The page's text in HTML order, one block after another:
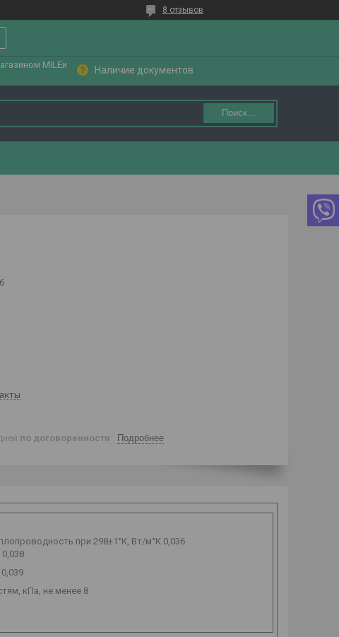
8 отзывов
MILEи
Наличие документов
Поиск...
по договоренности Подробнее
при 298±1°К, Вт/м°К 0,036
кПа, не менее 8